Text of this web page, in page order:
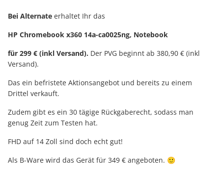
Bei Alternate erhaltet Ihr das
HP Chromebook x360 14a-ca0025ng, Notebook
für 299 € (inkl Versand). Der PVG beginnt ab 380,90 € (inkl
Versand).
Das ein befristete Aktionsangebot und bereits zu einem
Drittel verkauft.
Zudem gibt es ein 30 tägige Rückgaberecht, sodass man
genug Zeit zum Testen hat.
FHD auf 14 Zoll sind doch echt gut!
Als B-Ware wird das Gerät für 349 € angeboten. 🙂